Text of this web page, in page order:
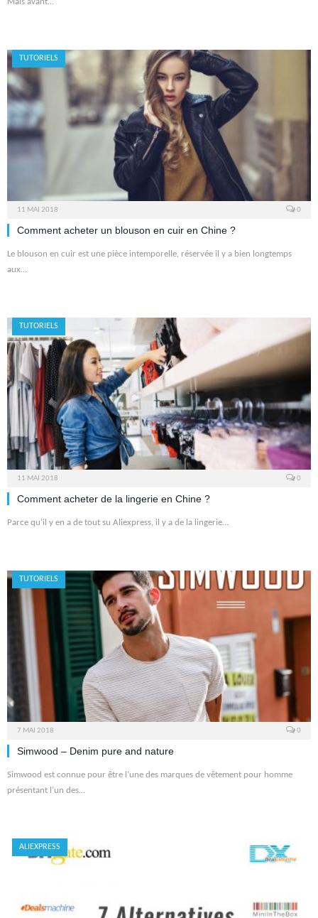
TUTORIELS
11 MAI 2018 0
Comment acheter un blouson en cuir en Chine ?
Le blouson en cuir est une pièce intemporelle, réservée il y a bien longtemps
aux…
TUTORIELS
11 MAI 2018 0
Comment acheter de la lingerie en Chine ?
Parce qu’il y en a de tout su Aliexpress, il y a de la lingerie…
TUTORIELS
7 MAI 2018 0
Simwood – Denim pure and nature
Simwood est connue pour être l’une des marques de vêtement pour homme
présentant l’un des…
ALIEXPRESS